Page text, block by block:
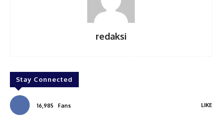
redaksi
Stay Connected
16,985 Fans LIKE